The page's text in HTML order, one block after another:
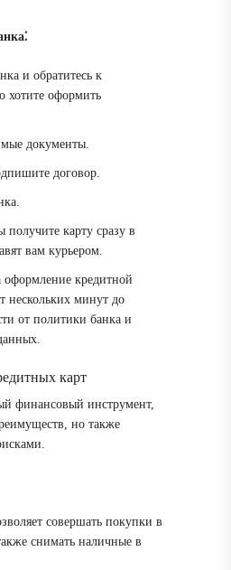
и обратитесь к
хотите оформить
документы.
договор.
получите карту сразу в
вам курьером.
оформление кредитной
нескольких минут до
от политики банка и
карт
финансовый инструмент,
но также
совершать покупки в
снимать наличные в